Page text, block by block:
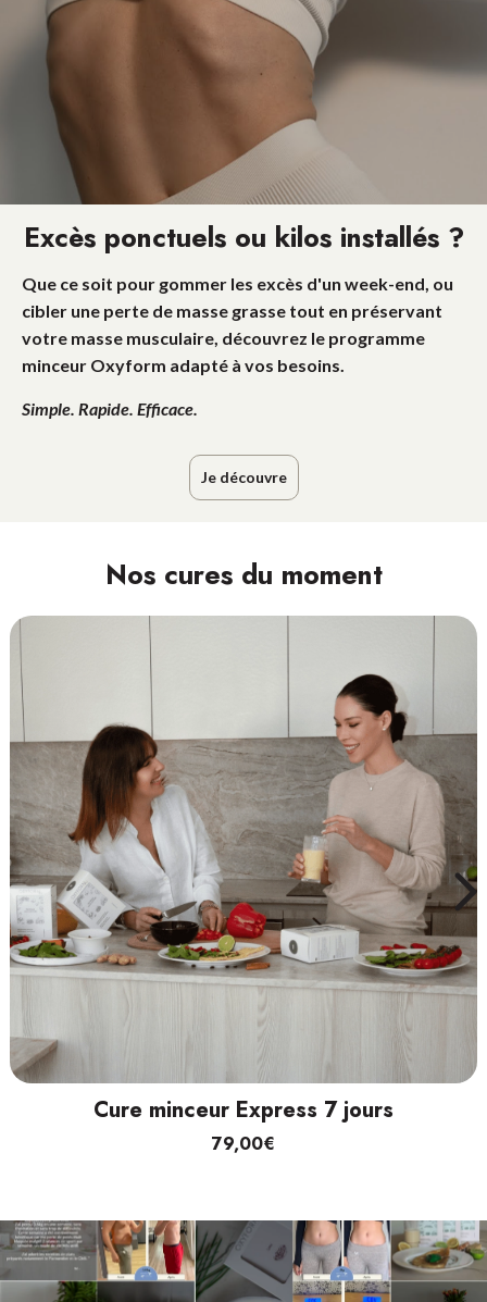
Excès ponctuels ou kilos installés ?
Que ce soit pour gommer les excès d'un week-end, ou
cibler une perte de masse grasse tout en préservant
votre masse musculaire, découvrez le programme
minceur Oxyform adapté à vos besoins.
Simple. Rapide. Efficace.
Je découvre
Nos cures du moment
Cure minceur Express 7 jours
79,00€